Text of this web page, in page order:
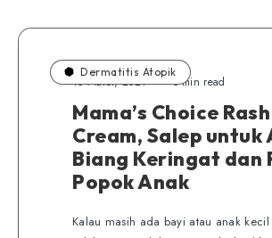
Dermatitis Atopik
15 Maret, 2021 5 min read
Mama’s Choice Rash
Cream, Salep untuk
Biang Keringat dan
Popok Anak
Kalau masih ada bayi atau anak